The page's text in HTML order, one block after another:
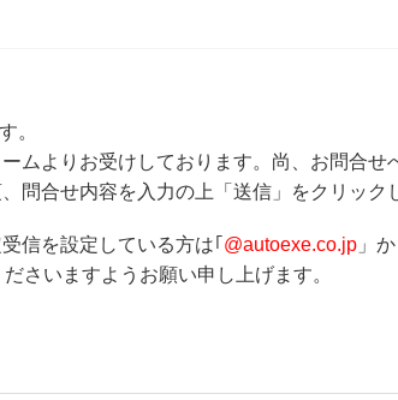
。
ムよりお受けしております。尚、お問合
問合せ内容を入力の上「送信」をクリック
信を設定している方は｢ @autoexe.co.jp 」
さいますようお願い申し上げます。